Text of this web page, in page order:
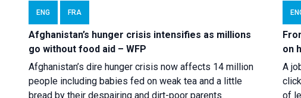
ENG FRA
Afghanistan’s hunger crisis intensifies as millions
go without food aid – WFP
Afghanistan’s dire hunger crisis now affects 14 million
people including babies fed on weak tea and a little
bread by their despairing and dirt-poor parents.
on
A
of